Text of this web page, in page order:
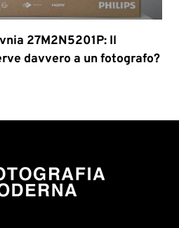
27M2N5201P: Il
davvero a un fotografo?